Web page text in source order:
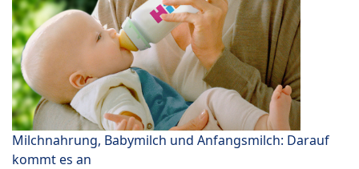
Milchnahrung, Babymilch und Anfangsmilch: Darauf
kommt es an